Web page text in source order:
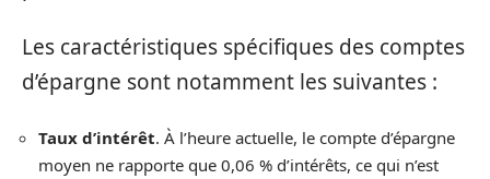
Les caractéristiques spécifiques des comptes
d’épargne sont notamment les suivantes :
Taux d’intérêt. À l’heure actuelle, le compte d’épargne
moyen ne rapporte que 0,06 % d’intérêts, ce qui n’est